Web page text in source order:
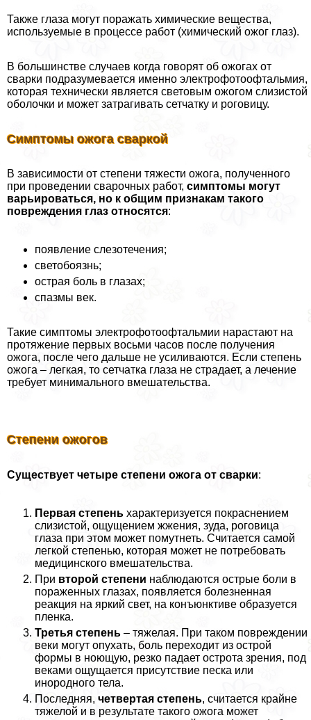
Также глаза могут поражать химические вещества,
используемые в процессе работ (химический ожог глаз).
В большинстве случаев когда говорят об ожогах от
сварки подразумевается именно электрофотоофтальмия,
которая технически является световым ожогом слизистой
оболочки и может затрагивать сетчатку и роговицу.
Симптомы ожога сваркой
В зависимости от степени тяжести ожога, полученного
при проведении сварочных работ, симптомы могут
варьироваться, но к общим признакам такого
повреждения глаз относятся:
появление слезотечения;
светобоязнь;
острая боль в глазах;
спазмы век.
Такие симптомы электрофотоофтальмии нарастают на
протяжение первых восьми часов после получения
ожога, после чего дальше не усиливаются. Если степень
ожога – легкая, то сетчатка глаза не страдает, а лечение
требует минимального вмешательства.
Степени ожогов
Существует четыре степени ожога от сварки:
Первая степень хаpaктеризуется покраснением
слизистой, ощущением жжения, зуда, роговица
глаза при этом может помутнеть. Считается самой
легкой степенью, которая может не потребовать
медицинского вмешательства.
При второй степени наблюдаются острые боли в
пораженных глазах, появляется болезненная
реакция на яркий свет, на конъюнктиве образуется
пленка.
Третья степень – тяжелая. При таком повреждении
веки могут опухать, боль переходит из острой
формы в ноющую, резко падает острота зрения, под
веками ощущается присутствие песка или
инородного тела.
Последняя, четвертая степень, считается крайне
тяжелой и в результате такого ожога может